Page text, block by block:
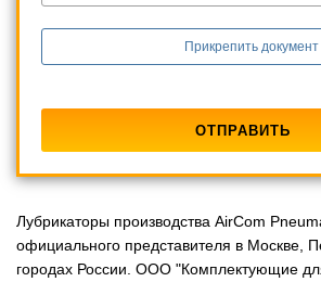
Прикрепить документ
Лубрикаторы производства AirCom
официального представителя в Москве,
городах России. ООО "Комплектующие